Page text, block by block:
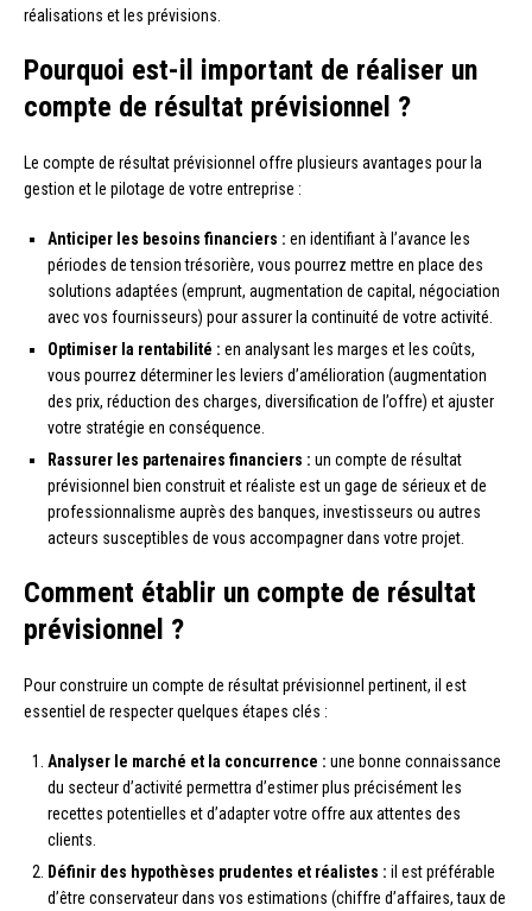
réalisations et les prévisions.
Pourquoi est-il important de réaliser un
compte de résultat prévisionnel ?
Le compte de résultat prévisionnel offre plusieurs avantages pour la
gestion et le pilotage de votre entreprise :
Anticiper les besoins financiers : en identifiant à l’avance les
périodes de tension trésorière, vous pourrez mettre en place des
solutions adaptées (emprunt, augmentation de capital, négociation
avec vos fournisseurs) pour assurer la continuité de votre activité.
Optimiser la rentabilité : en analysant les marges et les coûts,
vous pourrez déterminer les leviers d’amélioration (augmentation
des prix, réduction des charges, diversification de l’offre) et ajuster
votre stratégie en conséquence.
Rassurer les partenaires financiers : un compte de résultat
prévisionnel bien construit et réaliste est un gage de sérieux et de
professionnalisme auprès des banques, investisseurs ou autres
acteurs susceptibles de vous accompagner dans votre projet.
Comment établir un compte de résultat
prévisionnel ?
Pour construire un compte de résultat prévisionnel pertinent, il est
essentiel de respecter quelques étapes clés :
Analyser le marché et la concurrence : une bonne connaissance
du secteur d’activité permettra d’estimer plus précisément les
recettes potentielles et d’adapter votre offre aux attentes des
clients.
Définir des hypothèses prudentes et réalistes : il est préférable
d’être conservateur dans vos estimations (chiffre d’affaires, taux de